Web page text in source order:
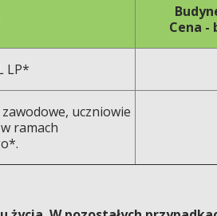
Cena -
LP*
uczniowie
ramach